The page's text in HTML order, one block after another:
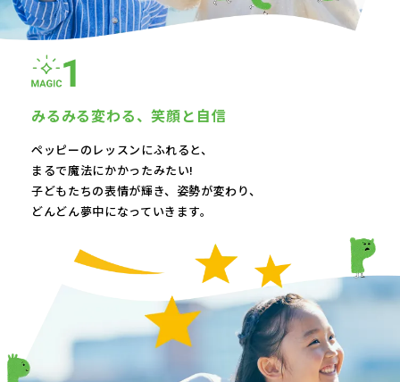
みるみる変わる、笑顔と自信
ペッピーのレッスンにふれると、
まるで魔法にかかったみたい!
子どもたちの表情が輝き、 姿勢が変わり、
どんどん夢中になっていきます。